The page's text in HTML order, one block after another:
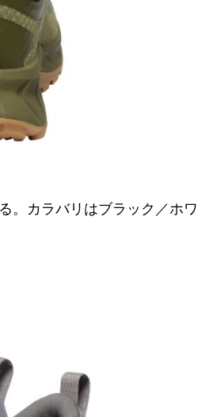
。カラバリはブラック／ホワ